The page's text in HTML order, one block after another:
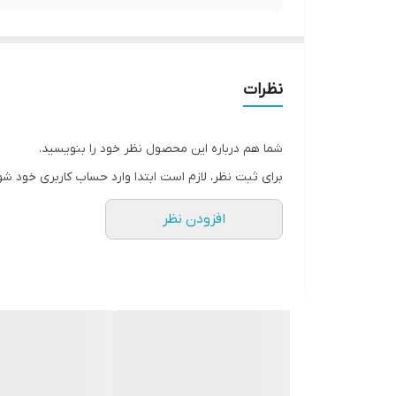
نظرات
شما هم درباره این محصول نظر خود را بنویسید.
برای ثبت نظر، لازم است ابتدا وارد حساب کاربری خود
افزودن نظر